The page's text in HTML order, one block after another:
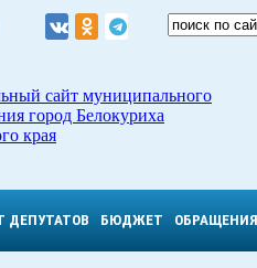
сайт муниципального
город Белокуриха
края
ДЕПУТАТОВ БЮДЖЕТ ОБРАЩЕНИЯ